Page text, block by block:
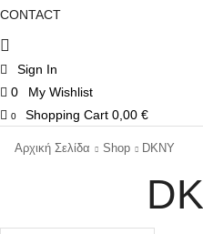
CONTACT
Sign In
0
My Wishlist
0 Shopping Cart 0,00 €
Αρχική Σελίδα Shop DKNY